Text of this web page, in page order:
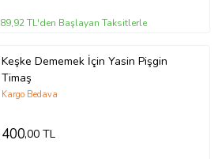
89,92 TL'den Başlayan Taksitlerle
Keşke Dememek İçin Yasin Pişgin
Timaş
Kargo Bedava
400,00 TL